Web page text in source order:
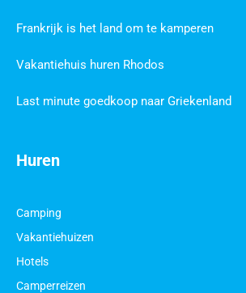
Huren
Camping
Vakantiehuizen
Hotels
Camperreizen
Frankrijk is het land om te kamperen
Vakantiehuis huren Rhodos
Last minute goedkoop naar Griekenland